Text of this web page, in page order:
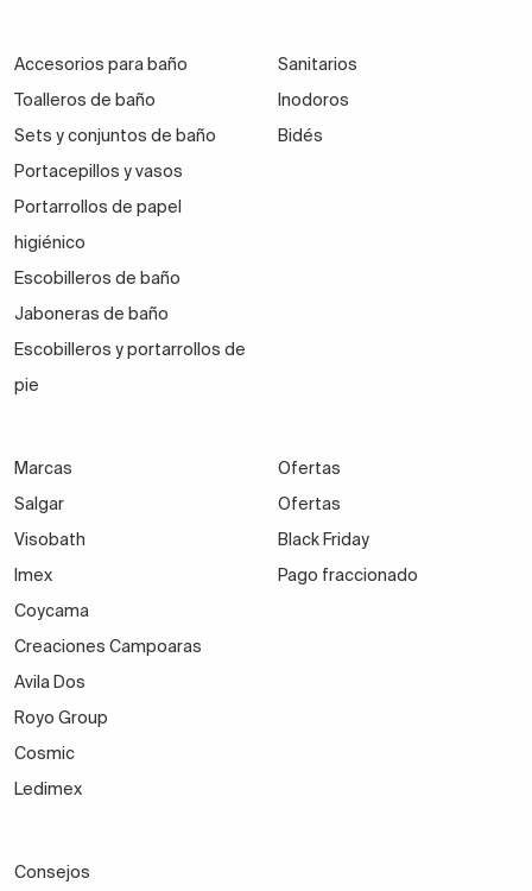
Accesorios para baño
Toalleros de baño
Sets y conjuntos de baño
Portacepillos y vasos
Portarrollos de papel
higiénico
Escobilleros de baño
Jaboneras de baño
Escobilleros y portarrollos de
pie
Sanitarios
Inodoros
Bidés
Marcas
Salgar
Visobath
Imex
Coycama
Creaciones Campoaras
Avila Dos
Royo Group
Cosmic
Ledimex
Ofertas
Ofertas
Black Friday
Pago fraccionado
Consejos